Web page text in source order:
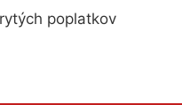
poplatkov